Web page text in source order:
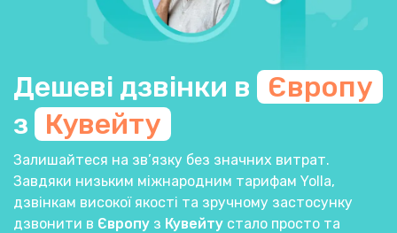
Дешеві дзвінки в
Європу
з Кувейту
Залишайтеся на зв’язку без значних витрат.
Завдяки низьким міжнародним тарифам Yolla,
дзвінкам високої якості та зручному застосунку
дзвонити в Європу з Кувейту стало просто та